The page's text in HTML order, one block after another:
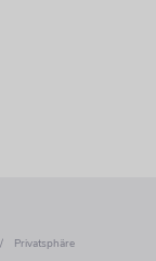
/ Privatsphäre